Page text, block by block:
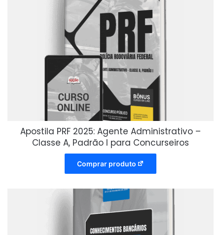
Apostila PRF 2025: Agente Administrativo –
Classe A, Padrão I para Concurseiros
Comprar produto